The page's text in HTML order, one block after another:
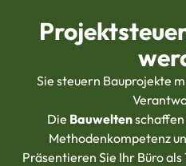
Sie steuern Bauprojekte
Die Bauweltenschaffen
Methodenkompetenz
Präsentieren Sie Ihr Büro